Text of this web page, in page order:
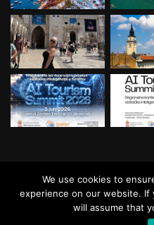
© Copyright
We use cookies to
experience on our website.
will assume that